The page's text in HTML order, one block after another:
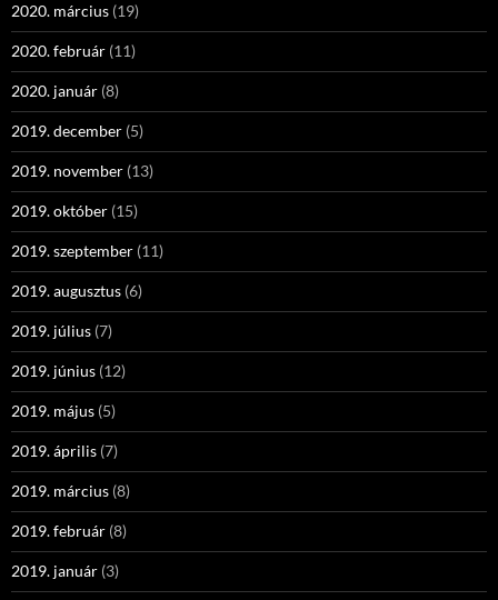
2020. március (19)
2020. február (11)
2020. január (8)
2019. december (5)
2019. november (13)
2019. október (15)
2019. szeptember (11)
2019. augusztus (6)
2019. július (7)
2019. június (12)
2019. május (5)
2019. április (7)
2019. március (8)
2019. február (8)
2019. január (3)